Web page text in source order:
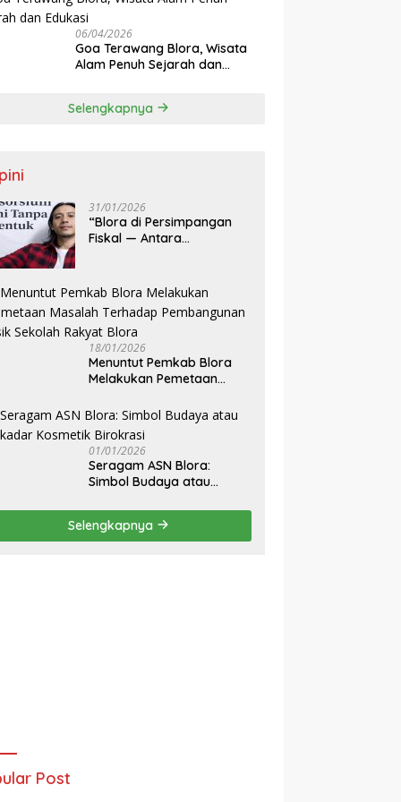
06/04/2026
Goa Terawang Blora, Wisata
Alam Penuh Sejarah dan
Selengkapnya
31/01/2026
‎“Blora di Persimpangan
Fiskal — Antara
Ekonomi Daerah”
18/01/2026
‎Menuntut Pemkab Blora
Melakukan Pemetaan
Pembangunan Fisik
Sekolah Rakyat Blora
01/01/2026
‎Seragam ASN Blora:
Simbol Budaya atau
Birokrasi
Selengkapnya
Post